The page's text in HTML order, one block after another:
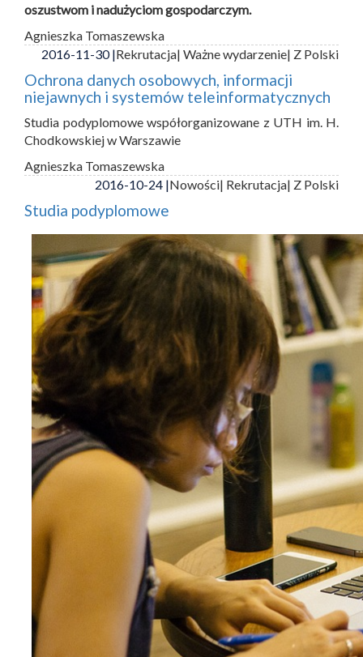
oszustwom i nadużyciom gospodarczym.
Agnieszka Tomaszewska
2016-11-30 |Rekrutacja| Ważne wydarzenie| Z Polski
Ochrona danych osobowych, informacji
niejawnych i systemów teleinformatycznych
Studia podyplomowe współorganizowane z UTH im. H.
Chodkowskiej w Warszawie
Agnieszka Tomaszewska
2016-10-24 |Nowości| Rekrutacja| Z Polski
Studia podyplomowe